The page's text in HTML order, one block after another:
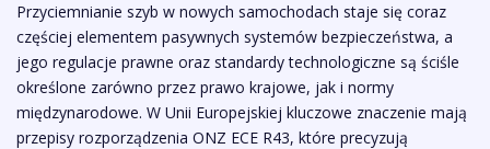
Przyciemnianie szyb w nowych samochodach staje się coraz
częściej elementem pasywnych systemów bezpieczeństwa, a
jego regulacje prawne oraz standardy technologiczne są ściśle
określone zarówno przez prawo krajowe, jak i normy
międzynarodowe. W Unii Europejskiej kluczowe znaczenie mają
przepisy rozporządzenia ONZ ECE R43, które precyzują